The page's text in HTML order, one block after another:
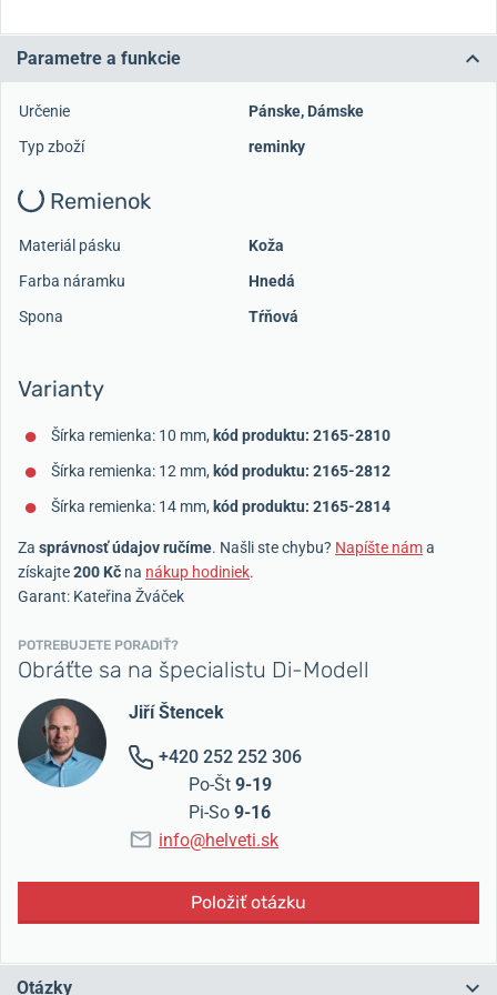
Parametre a funkcie
Určenie Pánske, Dámske
Typ zboží
reminky
Remienok
Materiál pásku
Koža
Farba náramku
Hnedá
Spona
Tŕňová
Varianty
Šírka remienka: 10 mm, kód produktu: 2165-2810
Šírka remienka: 12 mm, kód produktu: 2165-2812
Šírka remienka: 14 mm, kód produktu: 2165-2814
Za správnosť údajov ručíme. Našli ste chybu? Napíšte náma
získajte200 Kč na nákup hodiniek.
Garant: Kateřina Žváček
POTREBUJETE PORADIŤ?
Obráťte sa na špecialistu Di-Modell
Jiří Štencek
+420 252 252 306
Po-Št 9-19
Pi-So 9-16
info@helveti.sk
Položiť otázku
Otázky